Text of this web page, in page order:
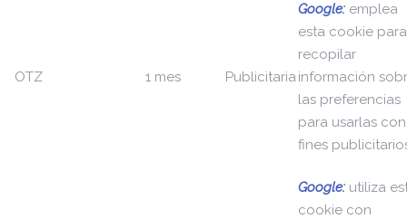
OTZ 1 mes Publicitaria
Google: emplea
esta cookie para
recopilar
información
las preferencias
para usarlas con
fines
Google: utiliza
cookie con